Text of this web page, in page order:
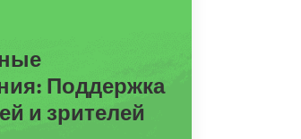
Поддержка
и зрителей